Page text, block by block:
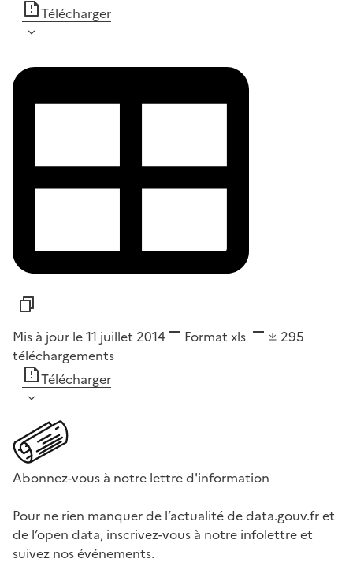
Télécharger
Mis à jour le 11 juillet 2014 Format xls
295
téléchargements
Télécharger
Abonnez-vous à notre lettre d'information
Pour ne rien manquer de l’actualité de data.gouv.fr et
de l’open data, inscrivez-vous à notre infolettre et
suivez nos événements.